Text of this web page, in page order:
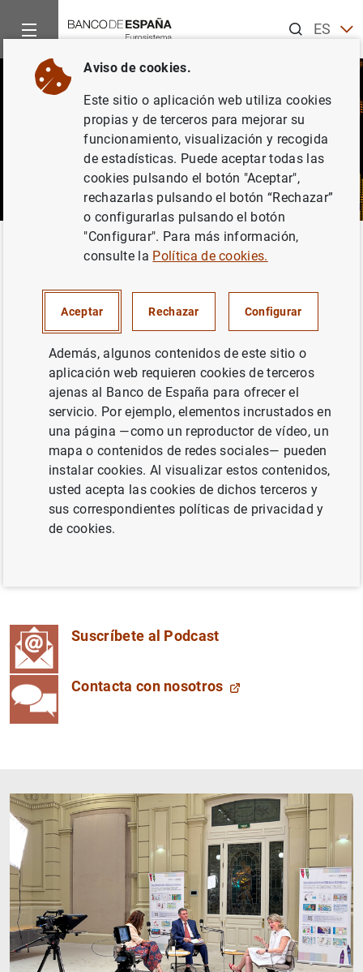
ESEN
Noticias y eventos CIENxCIEN Podcast
CIENxCIEN es un podcast de actualidad económica,
tecnológica y social contada de manera cercana por las
personas que trabajamos en el Banco de España.
Queremos abrir las puertas del Banco y contarte, desde
dentro, lo que hacemos, cómo lo hacemos y qué impacto
tiene en tu día a día.
Y te lo contamos de manera cercana y a la vez precisa,
combinando la sencillez de una conversación entre
compañeros con la profesionalidad con la que
Suscríbete al Podcast
Contacta con nosotros
Aviso de cookies.
Este sitio o aplicación web utiliza cookies
propias y de terceros para mejorar su
funcionamiento, visualización y recogida
de estadísticas. Puede aceptar todas las
cookies pulsando el botón "Aceptar",
rechazarlas pulsando el botón “Rechazar”
o configurarlas pulsando el botón
"Configurar". Para más información,
consulte la Política de cookies.
Aceptar Rechazar Configurar
Además, algunos contenidos de este sitio o
aplicación web requieren cookies de terceros
ajenas al Banco de España para ofrecer el
servicio. Por ejemplo, elementos incrustados en
una página —como un reproductor de vídeo, un
mapa o contenidos de redes sociales— pueden
instalar cookies. Al visualizar estos contenidos,
usted acepta las cookies de dichos terceros y
sus correspondientes políticas de privacidad y
de cookies.